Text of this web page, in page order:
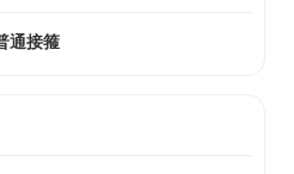
通接箍